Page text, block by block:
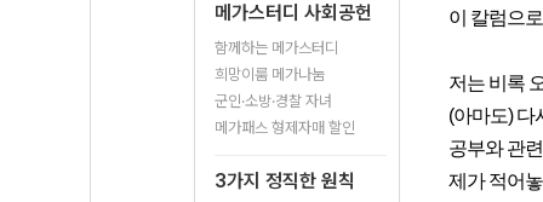
메가스터디 사회공헌
함께하는 메가스터디
희망이룸 메가나눔
군인·소방·경찰 자녀
메가패스 형제자매 할인
3가지 정직한 원칙
이 칼럼으
저는 비록
(아마도) 다
공부와 관
제가 적어